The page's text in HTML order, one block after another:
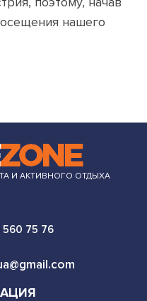
нашего
И АКТИВНОГО ОТДЫХА
560 75 76